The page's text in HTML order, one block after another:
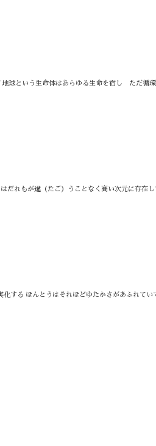
球という生命体はあらゆる生命を宿し ただ循
だれもが違（たご）うことなく高い次元に存在
する ほんとうはそれほどゆたかさがあふれて